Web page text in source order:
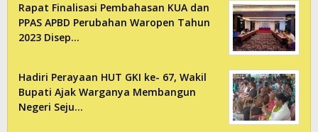
Rapat Finalisasi Pembahasan KUA dan
PPAS APBD Perubahan Waropen Tahun
2023 Disep…
Hadiri Perayaan HUT GKI ke- 67, Wakil
Bupati Ajak Warganya Membangun
Negeri Seju…